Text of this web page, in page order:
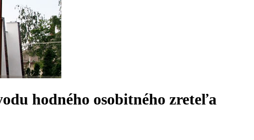
hodného osobitného zreteľa